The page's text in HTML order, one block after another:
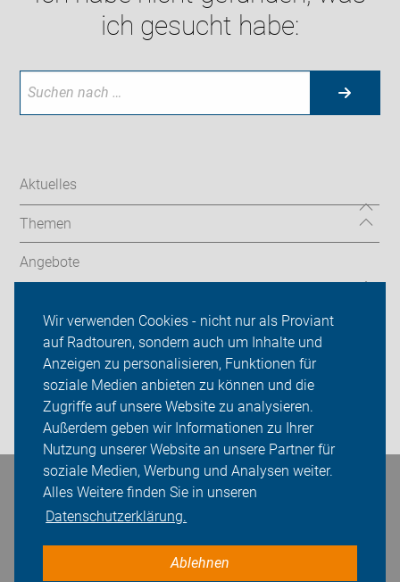
Wir verwenden Cookies - nicht nur als Proviant
auf Radtouren, sondern auch um Inhalte und
Anzeigen zu personalisieren, Funktionen für
soziale Medien anbieten zu können und die
Zugriffe auf unsere Website zu analysieren.
Außerdem geben wir Informationen zu Ihrer
Nutzung unserer Website an unsere Partner für
soziale Medien, Werbung und Analysen weiter.
Alles Weitere finden Sie in unseren
Datenschutzerklärung.
Ablehnen
ich gesucht habe:
Aktuelles
Themen
Angebote
Sei dabei
Presse
Login
Bleiben Sie in Kontakt